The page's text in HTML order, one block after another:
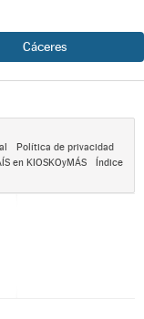
Cáceres
Política de privacidad
en KIOSKOyMÁS
Índice